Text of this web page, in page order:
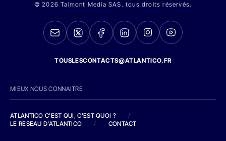
© 2026 Talmont Media SAS. tous droits réservés.
TOUSLESCONTACTS@ATLANTICO.FR
MIEUX NOUS CONNAITRE
ATLANTICO C'EST QUI, C'EST QUOI ?
/
LE RESEAU D'ATLANTICO
/ CONTACT